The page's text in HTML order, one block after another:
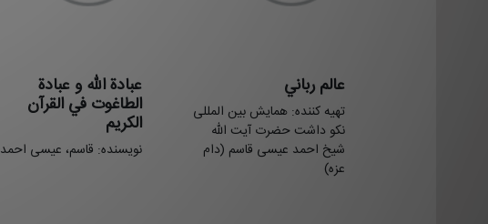
عالم رباني
تهيه کننده: همایش بین المللی
نکو داشت حضرت آیت الله
شیخ احمد عیسی قاسم (دام
عزه)
عبادة الله و عبادة
الطاغوت في القرآن
الکریم
نویسنده: قاسم، عیسی احمد